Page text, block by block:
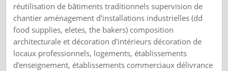
réutilisation de bâtiments traditionnels supervision de
chantier aménagement d'installations industrielles (dd
food supplies, eletes, the bakers) composition
architecturale et décoration d'intérieurs décoration de
locaux professionnels, logements, établissements
d'enseignement, établissements commerciaux délivrance